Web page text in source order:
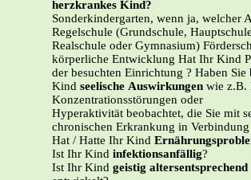
herzkrankes Kind?
Sonderkindergarten, wenn ja, welcher
Regelschule (Grundschule,
Realschule oder Gymnasium)
körperliche Entwicklung Hat Ihr Kind
der besuchten Einrichtung ? Haben Sie
Kind seelische Auswirkungen wie z.B.
Konzentrationsstörungen oder
Hyperaktivität beobachtet, die Sie mit
chronischen Erkrankung in
Hat / Hatte Ihr Kind
Ist Ihr Kind infektionsanfällig?
Ist Ihr Kind geistig altersentsprechend